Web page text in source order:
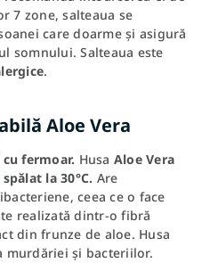
7 zone, salteaua se
care doarme și asigură
somnului. Salteaua este
.
Aloe Vera
fermoar. Husa Aloe Vera
la 30°C. Are
ceea ce o face
realizată dintr-o fibră
din frunze de aloe. Husa
murdăriei și bacteriilor.